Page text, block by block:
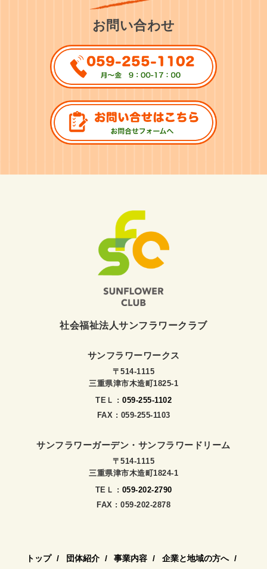
お問い合わせ
社会福祉法人サンフラワークラブ
サンフラワーワークス
〒514-1115
三重県津市木造町1825-1
TEＬ : 059-255-1102
FAX : 059-255-1103
サンフラワーガーデン・サンフラワードリーム
〒514-1115
三重県津市木造町1824-1
TEＬ : 059-202-2790
FAX : 059-202-2878
トップ 団体紹介 事業内容 企業と地域の方へ